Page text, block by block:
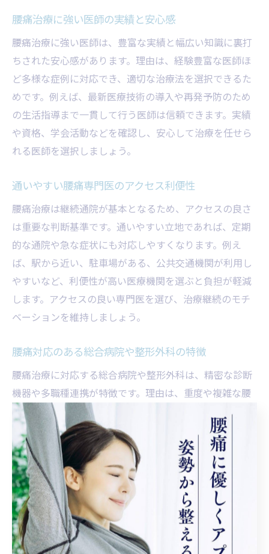
腰痛治療に強い医師の実績と安心感
腰痛治療に強い医師は、豊富な実績と幅広い知識に裏打
ちされた安心感があります。理由は、経験豊富な医師ほ
ど多様な症例に対応でき、適切な治療法を選択できるた
めです。例えば、最新医療技術の導入や再発予防のため
の生活指導まで一貫して行う医師は信頼できます。実績
や資格、学会活動などを確認し、安心して治療を任せら
れる医師を選択しましょう。
通いやすい腰痛専門医のアクセス利便性
腰痛治療は継続通院が基本となるため、アクセスの良さ
は重要な判断基準です。通いやすい立地であれば、定期
的な通院や急な症状にも対応しやすくなります。例え
ば、駅から近い、駐車場がある、公共交通機関が利用し
やすいなど、利便性が高い医療機関を選ぶと負担が軽減
します。アクセスの良い専門医を選び、治療継続のモチ
ベーションを維持しましょう。
腰痛対応のある総合病院や整形外科の特徴
腰痛治療に対応する総合病院や整形外科は、精密な診断
機器や多職種連携が特徴です。理由は、重度や複雑な腰
痛にも的確に対応できる体制が整っているからです。例
えば、画像診断や薬物療法、手術など多様な治療法を一
施設で受けられる点が強みです。総合的なサポート体制
が整った医療機関を選ぶことで、安心して治療に専念で
きます。
腰痛専門医選びで重視したい相談体制
腰痛専門医選びでは、相談体制の充実度も大切です。な